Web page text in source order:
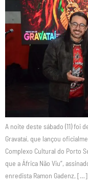
A noite deste sábado (11) foi
Gravataí, que lançou
Complexo Cultural do Porto
que a África Não Viu”,
enredista Ramon Gadenz, […]